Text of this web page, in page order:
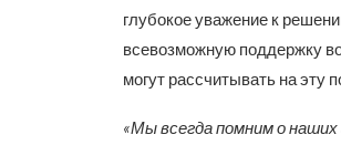
глубокое уважение к
всевозможную поддержку
могут рассчитывать на эту
«Мы всегда помним о